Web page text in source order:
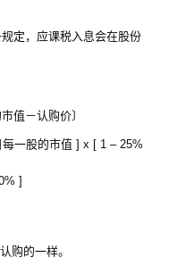
定，应课税入息会在股份
值－认购价〕
一股的市值 ] x [ 1 – 25%
]
购的一样。